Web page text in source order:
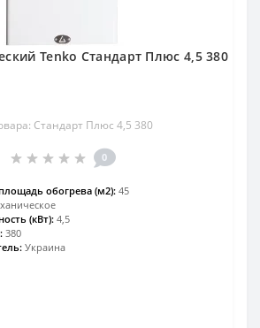
Tenko Стандарт Плюс 4,5 380
Стандарт Плюс 4,5 380
0
обогрева (м2): 45
(кВт): 4,5
380
Украина